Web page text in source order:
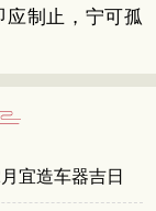
应制止，宁可孤
宜造车器吉日